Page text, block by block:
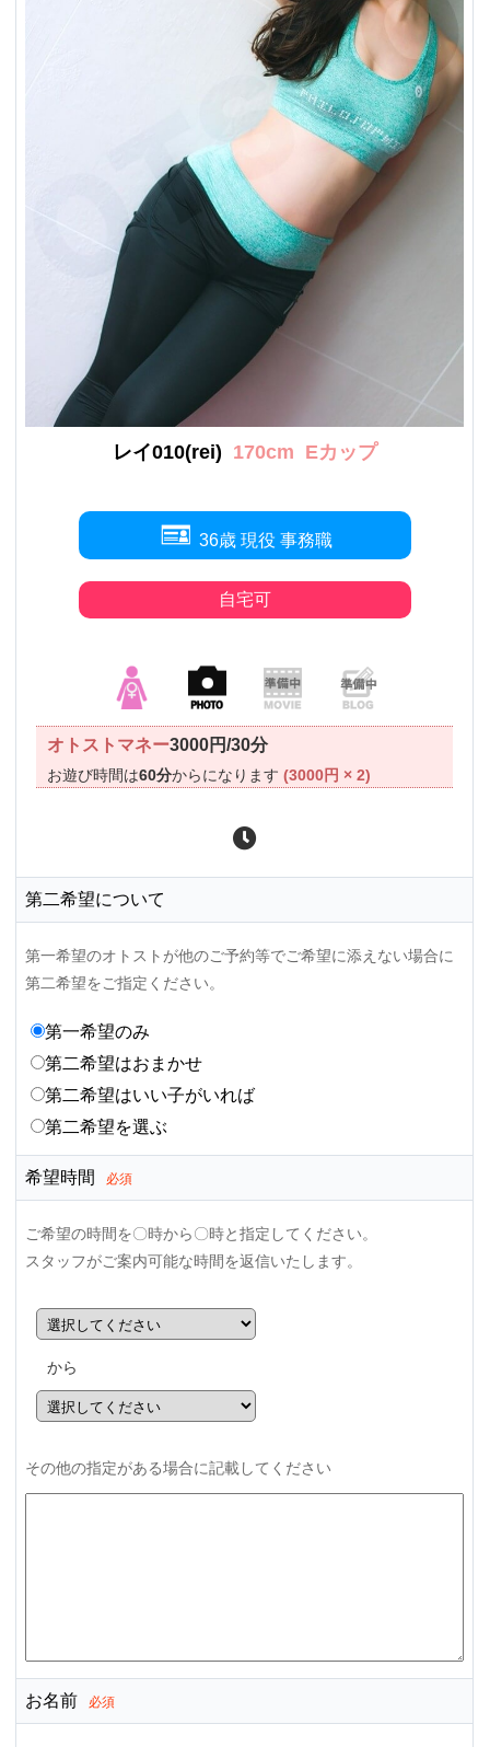
レイ010(rei) 170cm Eカップ
36歳 現役 事務職
自宅可
オトストマネー3000円/30分
お遊び時間は60分からになります(3000円 × 2)
第二希望について
第一希望のオトストが他のご予約等でご希望に添えない場合に
第二希望をご指定ください。
第一希望のみ
第二希望はおまかせ
第二希望はいい子がいれば
第二希望を選ぶ
希望時間 必須
ご希望の時間を〇時から〇時と指定してください。
スタッフがご案内可能な時間を返信いたします。
から
その他の指定がある場合に記載してください
お名前 必須